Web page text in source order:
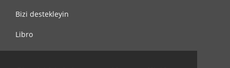
Bizi destekleyin
Libro